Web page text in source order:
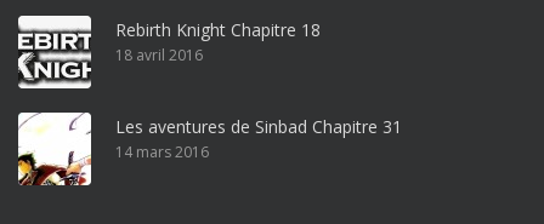
c
e
3
r
Rebirth Knight Chapitre 18
18 avril 2016
Les aventures de Sinbad Chapitre 31
14 mars 2016